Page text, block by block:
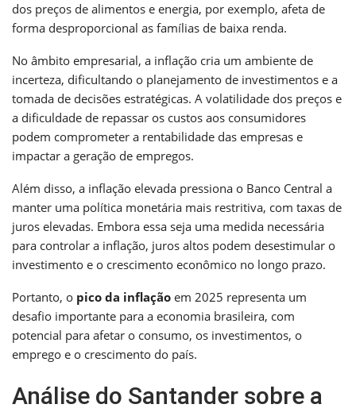
dos preços de alimentos e energia, por exemplo, afeta de
forma desproporcional as famílias de baixa renda.
No âmbito empresarial, a inflação cria um ambiente de
incerteza, dificultando o planejamento de investimentos e a
tomada de decisões estratégicas. A volatilidade dos preços e
a dificuldade de repassar os custos aos consumidores
podem comprometer a rentabilidade das empresas e
impactar a geração de empregos.
Além disso, a inflação elevada pressiona o Banco Central a
manter uma política monetária mais restritiva, com taxas de
juros elevadas. Embora essa seja uma medida necessária
para controlar a inflação, juros altos podem desestimular o
investimento e o crescimento econômico no longo prazo.
Portanto, o pico da inflação em 2025 representa um
desafio importante para a economia brasileira, com
potencial para afetar o consumo, os investimentos, o
emprego e o crescimento do país.
Análise do Santander sobre a